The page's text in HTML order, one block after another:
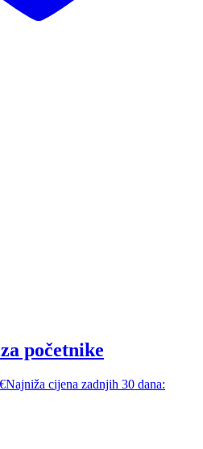
početnike
€Najniža cijena zadnjih 30 dana: